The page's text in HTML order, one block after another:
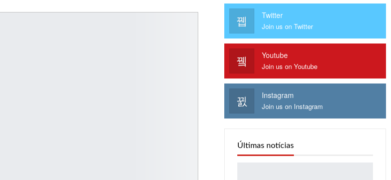
Twitter
Join us on Twitter
Youtube
Join us on Youtube
Instagram
Join us on Instagram
Últimas notícias